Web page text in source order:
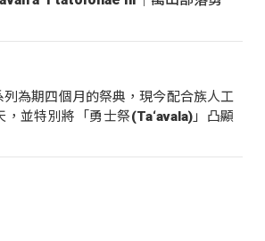
為期四個月的祭典，現今配合族人工
，並特別將「勇士祭(Ta‘avala)」凸顯